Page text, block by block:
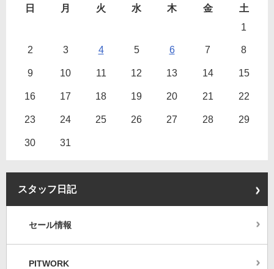
日 月 火 水 木 金
土
1
2 3 4 5 6 7 8
9 10 11 12 13 14 15
16 17 18 19 20 21 22
23 24 25 26 27 28 29
30 31
スタッフ日記
セール情報
PITWORK